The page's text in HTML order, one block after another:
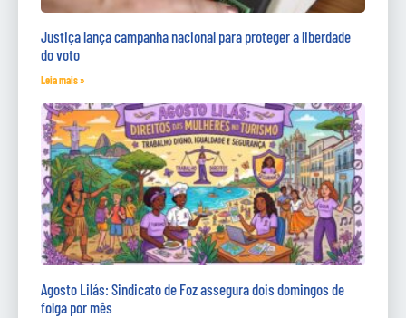
Justiça lança campanha nacional para proteger a liberdade
do voto
Leia mais »
Agosto Lilás: Sindicato de Foz assegura dois domingos de
folga por mês